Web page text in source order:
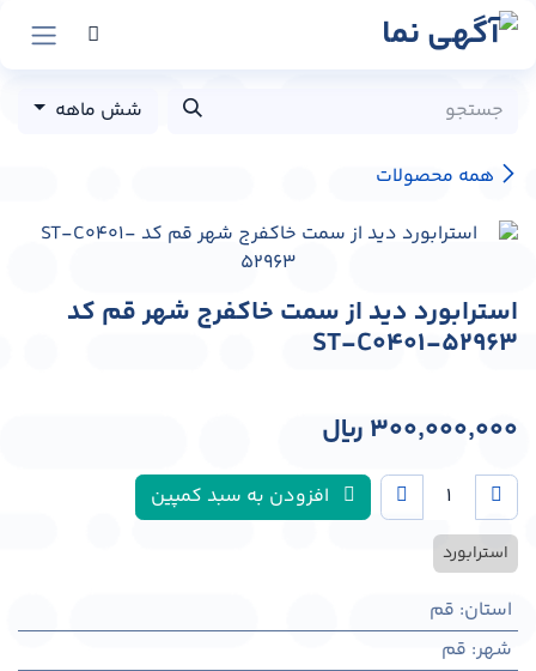
پرش به محتوا
همه محصولات
شش ماهه
استرابورد دید از سمت خاکفرج شهر قم کد
ST-C0401-52963
300,000,000 ﷼
افزودن به سبد کمپین
استرابورد
استان: قم
شهر: قم